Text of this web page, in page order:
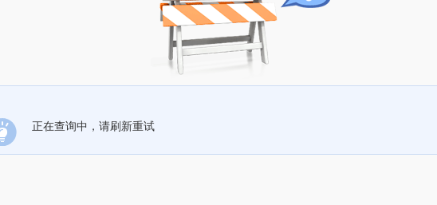
正在查询中，请刷新重试